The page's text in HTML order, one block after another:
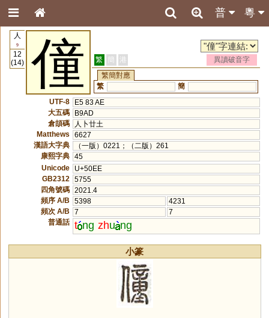
粵
普
人
9
12
(14)
僮 繁 簡 港
異讀破音字
繁簡對應
繁
簡
UTF-8
E5 83 AE
大五碼
B9AD
倉頡碼
人卜廿土
Matthews
6627
漢語大字典
（一版）0221；（二版）261
康熙字典 45
Unicode
U+50EE
GB2312
5755
四角號碼 2021.4
頻序 A/B
5398
4231
頻次 A/B
7
7
普通話 t ng zhu ng
小篆